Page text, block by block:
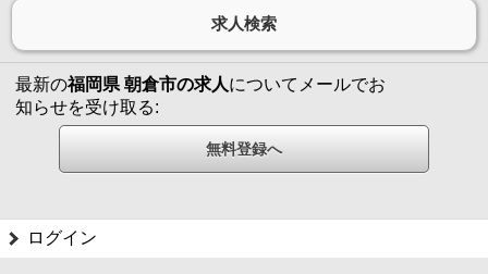
最新の福岡県 朝倉市の求人についてメールでお
知らせを受け取る:
ログイン